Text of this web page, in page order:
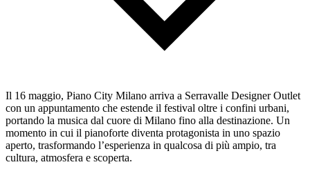
Il 16 maggio, Piano City Milano arriva a Serravalle Designer Outlet
con un appuntamento che estende il festival oltre i confini urbani,
portando la musica dal cuore di Milano fino alla destinazione. Un
momento in cui il pianoforte diventa protagonista in uno spazio
aperto, trasformando l’esperienza in qualcosa di più ampio, tra
cultura, atmosfera e scoperta.